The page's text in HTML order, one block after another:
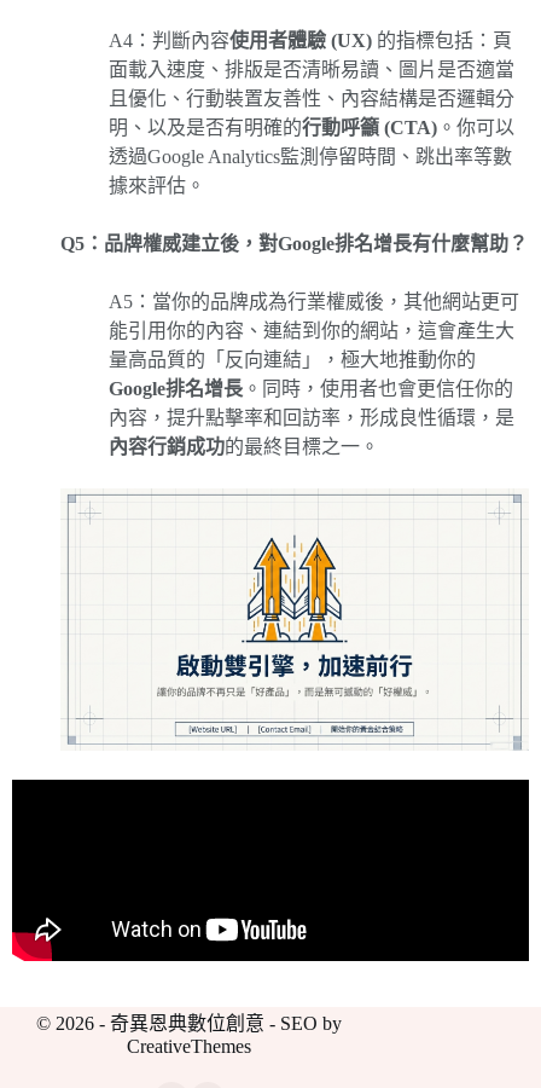
A4：判斷內容使用者體驗 (UX) 的指標包括：頁
面載入速度、排版是否清晰易讀、圖片是否適當
且優化、行動裝置友善性、內容結構是否邏輯分
明、以及是否有明確的行動呼籲 (CTA) 。你可以
透過Google Analytics監測停留時間、跳出率等數
據來評估。
Q5：品牌權威建立後，對Google排名增長有什麼幫助？
A5：當你的品牌成為行業權威後，其他網站更可
能引用你的內容、連結到你的網站，這會產生大
量高品質的「反向連結」，極大地推動你的
Google排名增長 。同時，使用者也會更信任你的
內容，提升點擊率和回訪率，形成良性循環，是
內容行銷成功的最終目標之一。
© 2026 - 奇異恩典數位創意 - SEO by
CreativeThemes